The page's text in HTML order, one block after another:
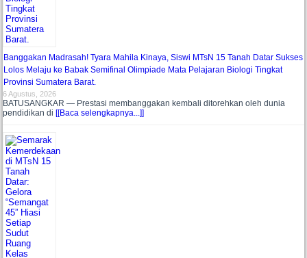
Banggakan Madrasah! Tyara Mahila Kinaya, Siswi MTsN 15 Tanah Datar Sukses
Lolos Melaju ke Babak Semifinal Olimpiade Mata Pelajaran Biologi Tingkat
Provinsi Sumatera Barat.
6 Agustus, 2026
BATUSANGKAR — Prestasi membanggakan kembali ditorehkan oleh dunia
pendidikan di[[Baca selengkapnya...]]